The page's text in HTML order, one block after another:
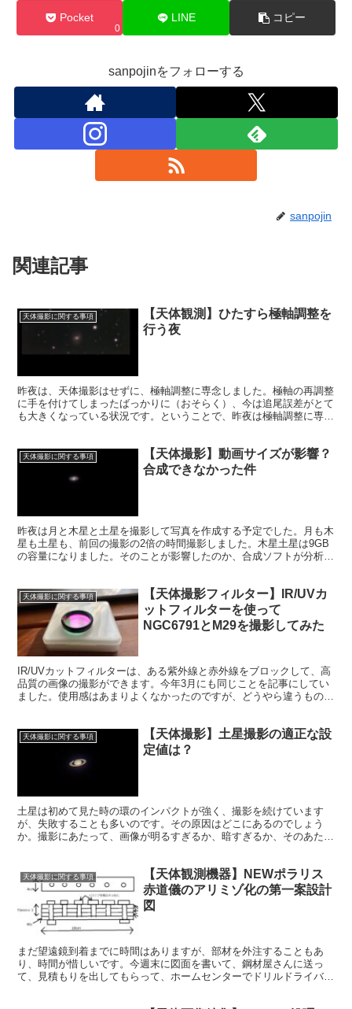
Pocket
0
LINE コピー
sanpojinをフォローする
sanpojin
関連記事
天体撮影に関する事項
【天体観測】ひたすら極軸調整を
行う夜
昨夜は、天体撮影はせずに、極軸調整に専念しました。極軸の再調整
に手を付けてしまったばっかりに（おそらく）、今は追尾誤差がとて
も大きくなっている状況です。ということで、昨夜は極軸調整に専念
天体撮影に関する事項
【天体撮影】動画サイズが影響？
合成できなかった件
昨夜は月と木星と土星を撮影して写真を作成する予定でした。月も木
星も土星も、前回の撮影の2倍の時間撮影しました。木星土星は9GB
の容量になりました。そのことが影響したのか、合成ソフトが分析を
天体撮影に関する事項
【天体撮影フィルター】IR/UVカ
ットフィルターを使って
NGC6791とM29を撮影してみた
IR/UVカットフィルターは、ある紫外線と赤外線をブロックして、高
品質の画像の撮影ができます。今年3月にも同じことを記事にしてい
ました。使用感はあまりよくなかったのですが、どうやら違うものを
天体撮影に関する事項
【天体撮影】土星撮影の適正な設
定値は？
土星は初めて見た時の環のインパクトが強く、撮影を続けています
が、失敗することも多いのです。その原因はどこにあるのでしょう
か。撮影にあたって、画像が明るすぎるか、暗すぎるか、そのあたり
天体撮影に関する事項
【天体観測機器】NEWポラリス
赤道儀のアリミゾ化の第一案設計
図
まだ望遠鏡到着までに時間はありますが、部材を外注することもあ
り、時間が惜しいです。今週末に図面を書いて、鋼材屋さんに送っ
て、見積もりを出してもらって、ホームセンターでドリルドライバー